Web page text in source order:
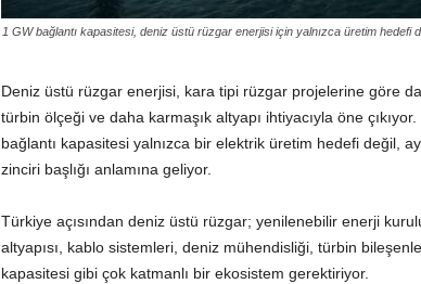
1 GW bağlantı kapasitesi, deniz üstü rüzgar enerjisi için yalnızca üretim hedefi
Deniz üstü rüzgar enerjisi, kara tipi rüzgar projelerine göre
türbin ölçeği ve daha karmaşık altyapı ihtiyacıyla öne
bağlantı kapasitesi yalnızca bir elektrik üretim hedefi değil,
zinciri başlığı anlamına geliyor.
Türkiye açısından deniz üstü rüzgar; yenilenebilir enerji
altyapısı, kablo sistemleri, deniz mühendisliği, türbin
kapasitesi gibi çok katmanlı bir ekosistem gerektiriyor.